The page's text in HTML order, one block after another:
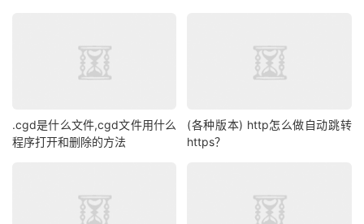
.cgd是什么文件,cgd文件用什么
程序打开和删除的方法
(各种版本) http怎么做自动跳转
https？